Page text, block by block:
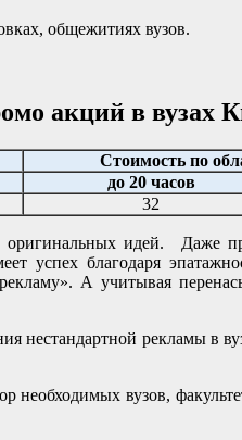
общежитиях вузов.
акций в вузах
Стоимость по
до 20 часов
32
оригинальных идей.
успех благодаря
А учитывая
рекламы в
вузов,